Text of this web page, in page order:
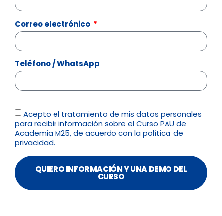
Correo electrónico
Teléfono / WhatsApp
Acepto el tratamiento de mis datos personales
para recibir información sobre el Curso PAU de
Academia M25, de acuerdo con lapolítica de
privacidad.
QUIERO INFORMACIÓN Y UNA DEMO DEL
CURSO